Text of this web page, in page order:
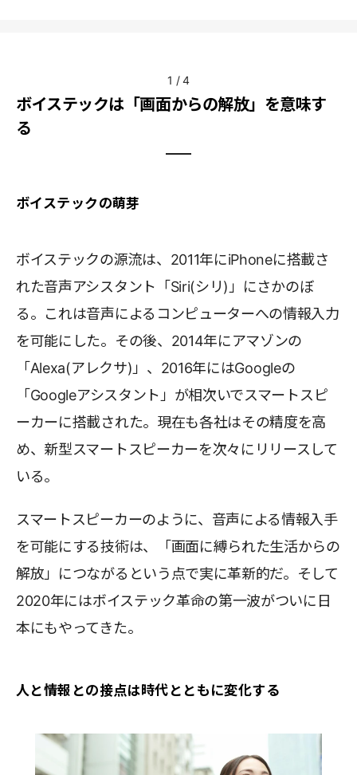
1 /4
ボイステックは「画面からの解放」を意味す
る
ボイステックの萌芽
ボイステックの源流は、2011年にiPhoneに搭載さ
れた音声アシスタント「Siri(シリ)」にさかのぼ
る。これは音声によるコンピューターへの情報入力
を可能にした。その後、2014年にアマゾンの
「Alexa(アレクサ)」、2016年にはGoogleの
「Googleアシスタント」が相次いでスマートスピ
ーカーに搭載された。現在も各社はその精度を高
め、新型スマートスピーカーを次々にリリースして
いる。
スマートスピーカーのように、音声による情報入手
を可能にする技術は、「画面に縛られた生活からの
解放」につながるという点で実に革新的だ。そして
2020年にはボイステック革命の第一波がついに日
本にもやってきた。
人と情報との接点は時代とともに変化する